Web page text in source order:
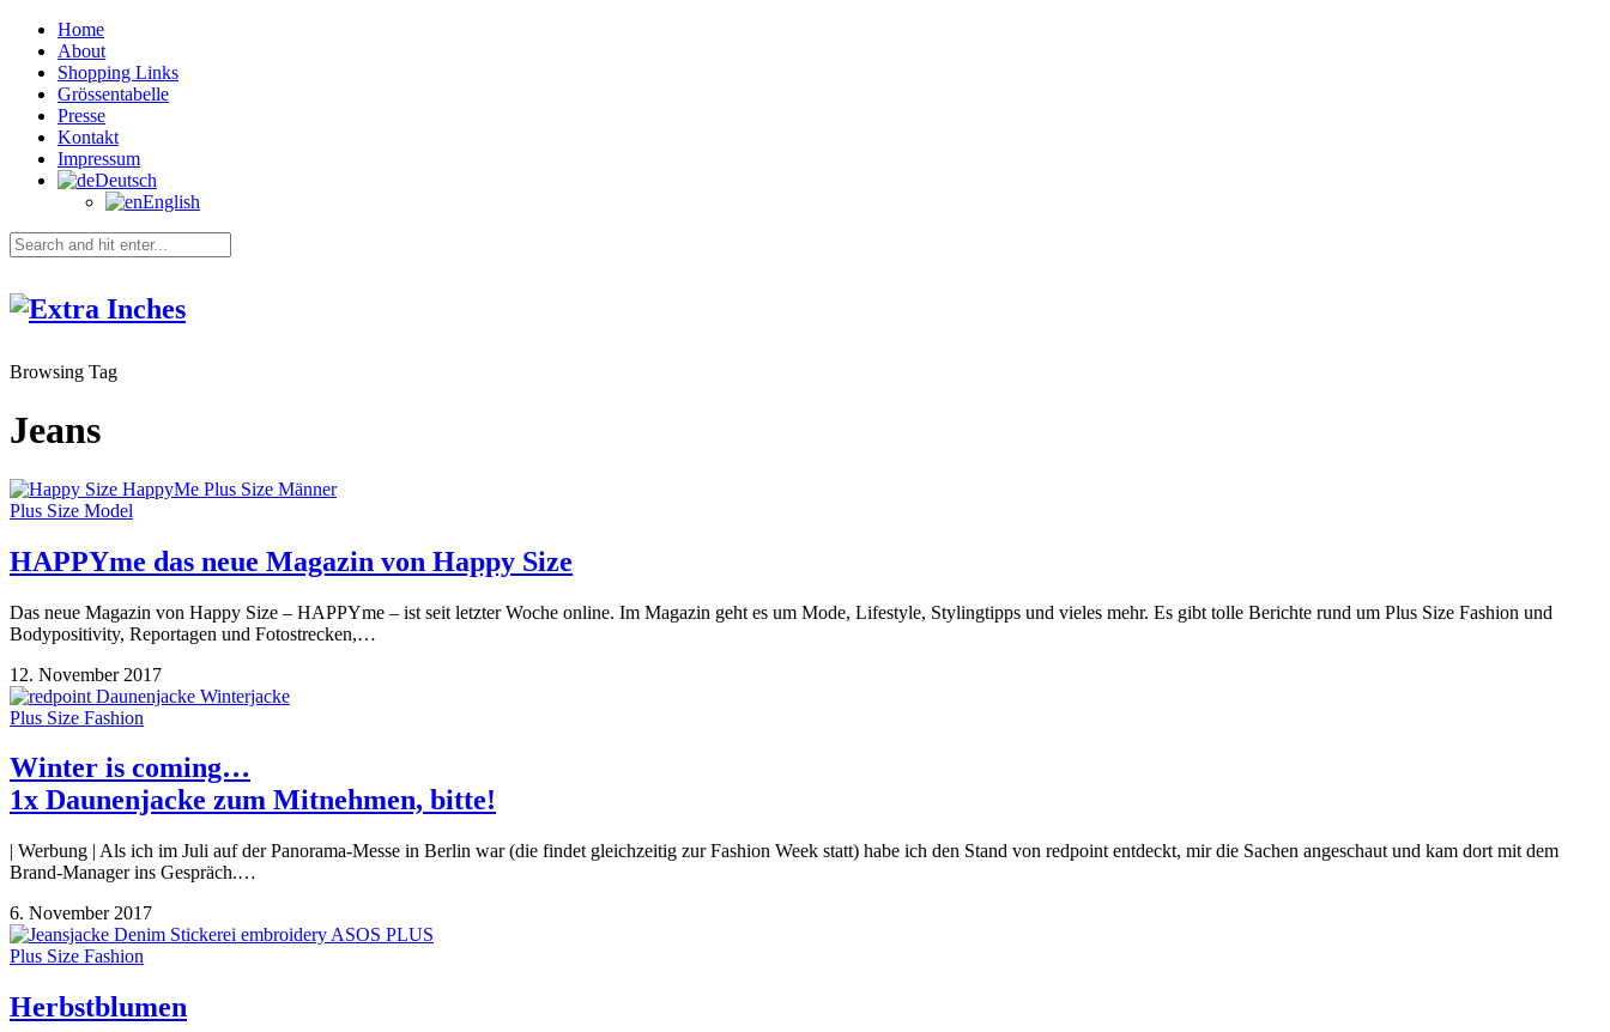
Home
About
Shopping Links
Grössentabelle
Presse
Kontakt
Impressum
Deutsch
English
Browsing Tag
Jeans
Plus Size Model
HAPPYme das neue Magazin von Happy Size
Das neue Magazin von Happy Size – HAPPYme – ist seit letzter Woche online. Im Magazin geht es um Mode, Lifestyle, Stylingtipps und vieles mehr. Es gibt tolle Berichte rund um Plus Size Fashion und
Bodypositivity, Reportagen und Fotostrecken,…
12. November 2017
Plus Size Fashion
Winter is coming…
1x Daunenjacke zum Mitnehmen, bitte!
| Werbung | Als ich im Juli auf der Panorama-Messe in Berlin war (die findet gleichzeitig zur Fashion Week statt) habe ich den Stand von redpoint entdeckt, mir die Sachen angeschaut und kam dort mit dem
Brand-Manager ins Gespräch.…
6. November 2017
Plus Size Fashion
Herbstblumen